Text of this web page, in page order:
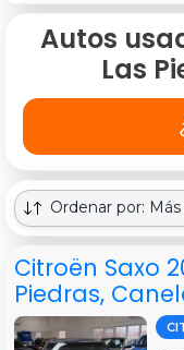
Autos
Las
Ordenar por:
Citroën Saxo
Piedras,